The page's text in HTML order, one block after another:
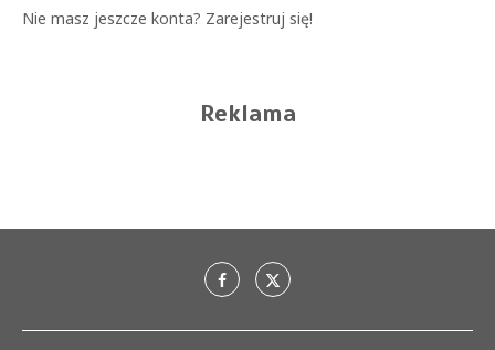
Nie masz jeszcze konta? Zarejestruj się!
Reklama